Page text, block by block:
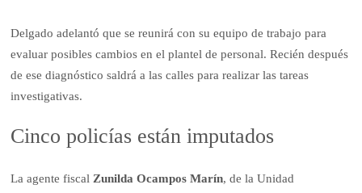
Delgado adelantó que se reunirá con su equipo de trabajo para
evaluar posibles cambios en el plantel de personal. Recién después
de ese diagnóstico saldrá a las calles para realizar las tareas
investigativas.
Cinco policías están imputados
La agente fiscal Zunilda Ocampos Marín, de la Unidad